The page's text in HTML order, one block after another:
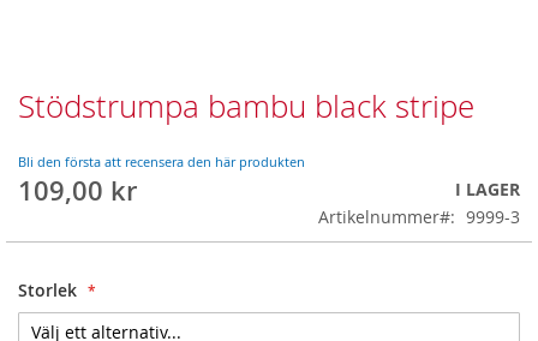
Skip
to
beginning
of
images
Stödstrumpa bambu black stripe
Bli den första att recensera den här produkten
109,00 kr
I LAGER
Artikelnummer
9999-3
Storlek